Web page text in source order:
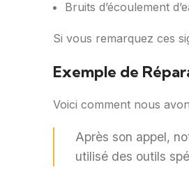
Bruits d’écoulement
Si vous remarquez ces
Exemple de
Voici comment nous
Après son appel,
utilisé des outils